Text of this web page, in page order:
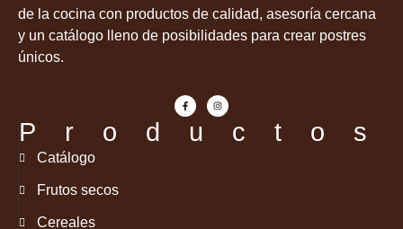
de la cocina con productos de calidad, asesoría cercana
y un catálogo lleno de posibilidades para crear postres
únicos.
Productos
Catálogo
Frutos secos
Cereales